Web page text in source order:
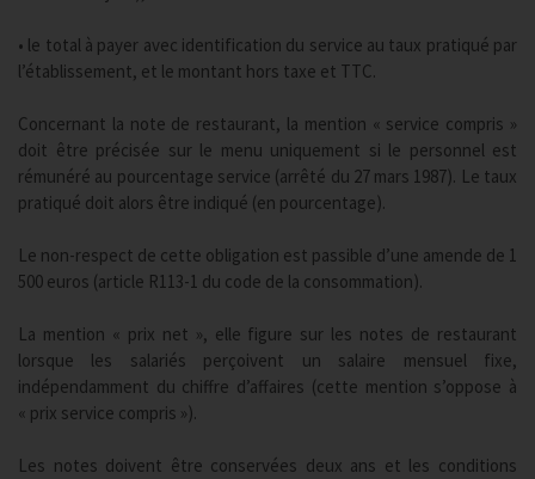
• le total à payer avec identification du service au taux pratiqué par
l’établissement, et le montant hors taxe et TTC.
Concernant la note de restaurant, la mention « service compris »
doit être précisée sur le menu uniquement si le personnel est
rémunéré au pourcentage service (arrêté du 27 mars 1987). Le taux
pratiqué doit alors être indiqué (en pourcentage).
Le non-respect de cette obligation est passible d’une amende de 1
500 euros (article R113-1 du code de la consommation).
La mention « prix net », elle figure sur les notes de restaurant
lorsque les salariés perçoivent un salaire mensuel fixe,
indépendamment du chiffre d’affaires (cette mention s’oppose à
« prix service compris »).
Les notes doivent être conservées deux ans et les conditions